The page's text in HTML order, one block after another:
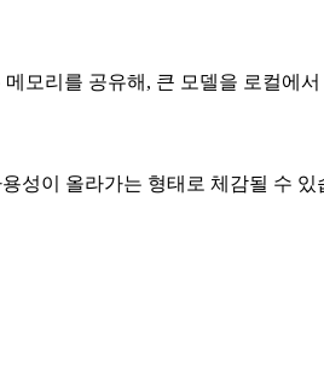
모리를 공유해, 큰 모델을 로컬에
성이 올라가는 형태로 체감될 수